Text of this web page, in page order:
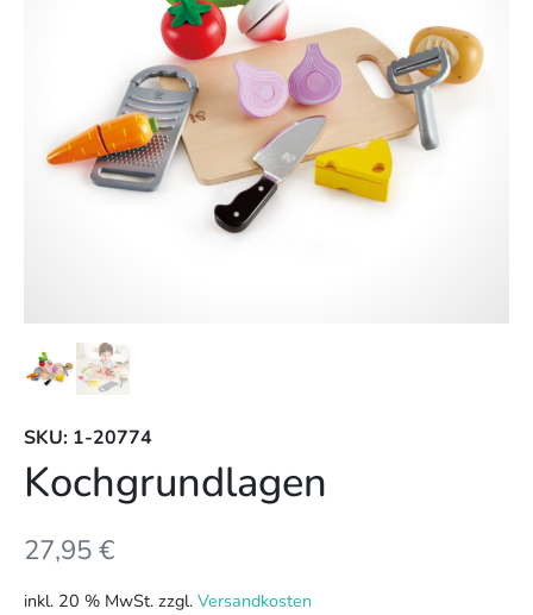
SKU: 1-20774
Kochgrundlagen
27,95€
inkl. 20 % MwSt. zzgl. Versandkosten